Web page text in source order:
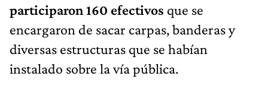
participaron 160 efectivos que se
encargaron de sacar carpas, banderas y
diversas estructuras que se habían
instalado sobre la vía pública.